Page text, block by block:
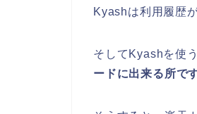
Kyashは利用履歴
そしてKyashを使
ードに出来る所です